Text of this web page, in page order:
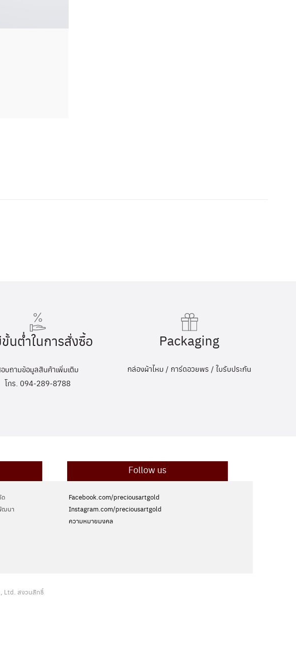
นต่ำในการสั่งซื้อ
บถามข้อมูลสินค้าเพิ่มเติม
โทร. 094-289-8788
Packaging
กล่องผ้าไหม / การ์ดอวยพร / ใบรับประกัน
Follow us
ฒนา
Facebook.com/preciousartgold
Instagram.com/preciousartgold
ความหมายมงคล
Ltd. สงวนสิทธิ์